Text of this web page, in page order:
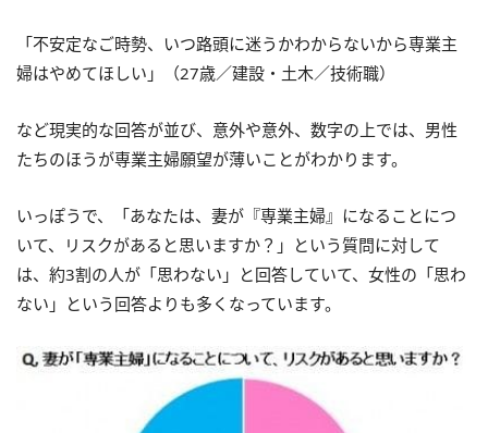
「不安定なご時勢、いつ路頭に迷うかわからないから専業主
婦はやめてほしい」（27歳／建設・土木／技術職）
など現実的な回答が並び、意外や意外、数字の上では、男性
たちのほうが専業主婦願望が薄いことがわかります。
いっぽうで、「あなたは、妻が『専業主婦』になることにつ
いて、リスクがあると思いますか？」という質問に対して
は、約3割の人が「思わない」と回答していて、女性の「思わ
ない」という回答よりも多くなっています。